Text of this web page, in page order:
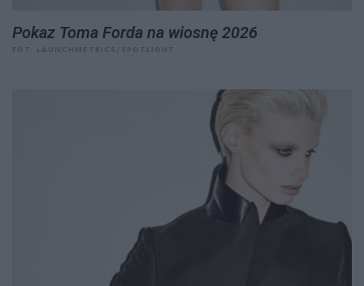
Pokaz Toma Forda na wiosnę 2026